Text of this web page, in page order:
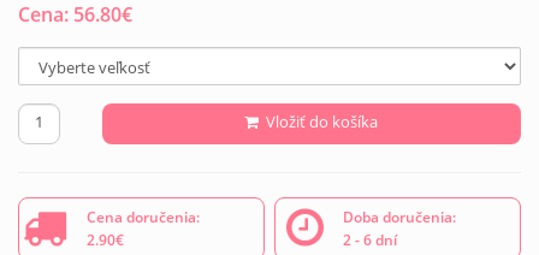
Cena: 56.80€
Vložiť do košíka
Cena doručenia:
2.90€
Doba doručenia:
2 - 6 dní